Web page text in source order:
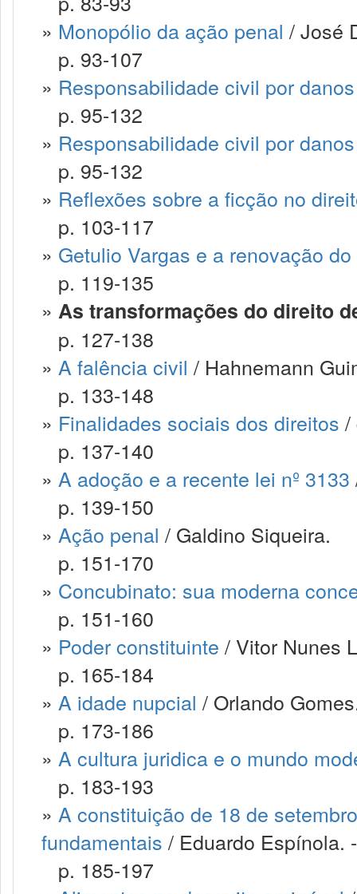
» Monopólio da ação penal / José
p. 93-107
» Responsabilidade civil por
p. 95-132
» Responsabilidade civil por
p. 95-132
» Reflexões sobre a ficção no
p. 103-117
» Getulio Vargas e a renovação
p. 119-135
» As transformações do direito
p. 127-138
» A falência civil / Hahnemann
p. 133-148
» Finalidades sociais dos direitos /
p. 137-140
» A adoção e a recente lei nº 3133
p. 139-150
» Ação penal / Galdino Siqueira.
p. 151-170
» Concubinato: sua moderna
p. 151-160
» Poder constituinte / Vitor Nunes
p. 165-184
» A idade nupcial / Orlando
p. 173-186
» A cultura juridica e o mundo
p. 183-193
» A constituição de 18 de
fundamentais / Eduardo Espínola.
p. 185-197